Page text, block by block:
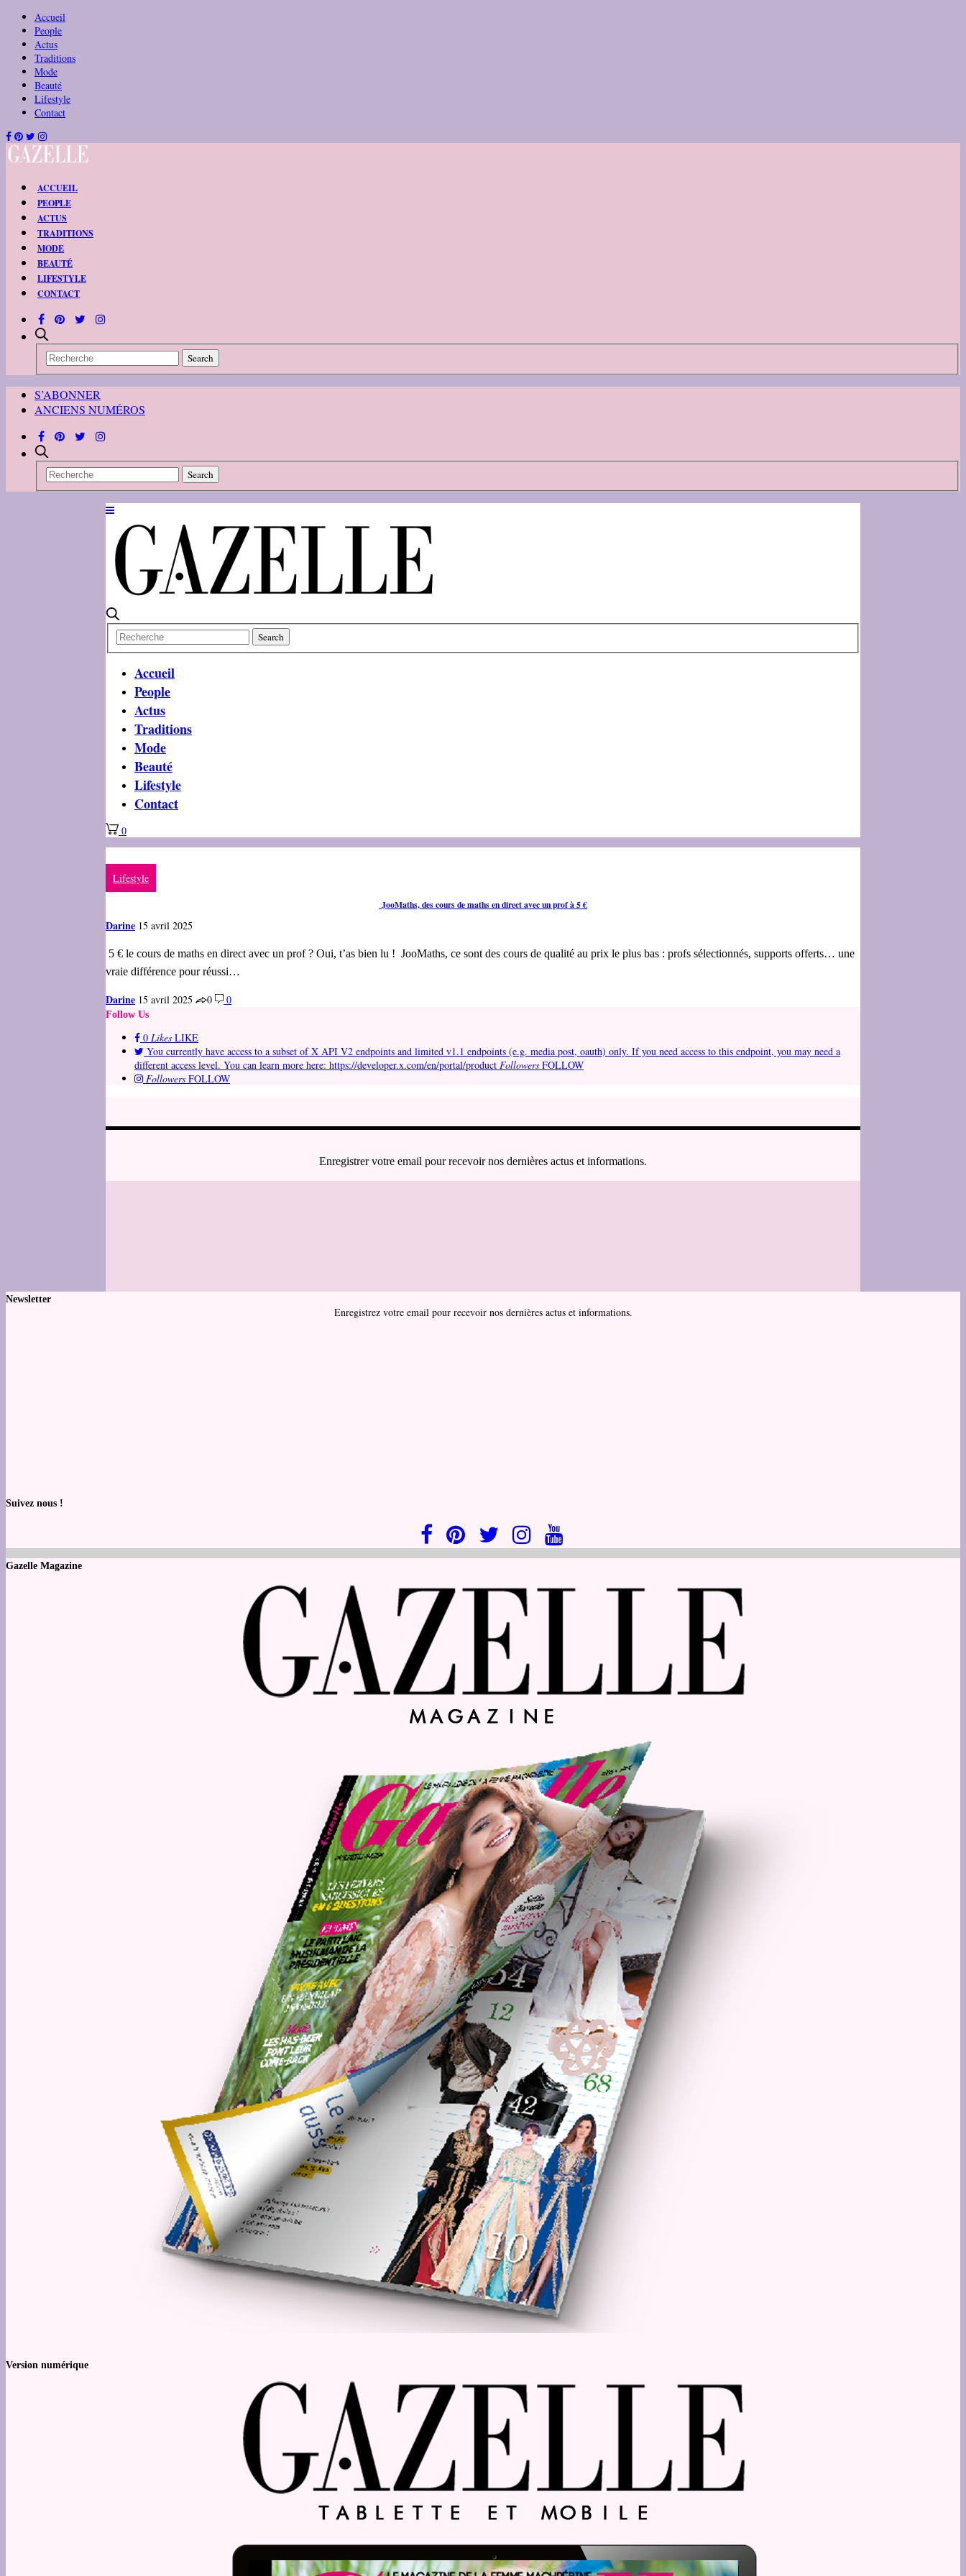
Accueil
People
Actus
Traditions
Mode
Beauté
Lifestyle
Contact
ACCUEIL
PEOPLE
ACTUS
TRADITIONS
MODE
BEAUTÉ
LIFESTYLE
CONTACT
S’ABONNER
ANCIENS NUMÉROS
Accueil
People
Actus
Traditions
Mode
Beauté
Lifestyle
Contact
0
Lifestyle
JooMaths, des cours de maths en direct avec un prof à 5 €
Darine 15 avril 2025
5 € le cours de maths en direct avec un prof ? Oui, t’as bien lu ! JooMaths, ce sont des cours de qualité au prix le plus bas : profs sélectionnés, supports offerts… une
vraie différence pour réussi…
Darine 15 avril 2025 0 0
Follow Us
0 Likes LIKE
You currently have access to a subset of X API V2 endpoints and limited v1.1 endpoints (e.g. media post, oauth) only. If you need access to this endpoint, you may need a
different access level. You can learn more here: https://developer.x.com/en/portal/product Followers FOLLOW
Followers FOLLOW
Enregistrer votre email pour recevoir nos dernières actus et informations.
Newsletter
Enregistrez votre email pour recevoir nos dernières actus et informations.
Suivez nous !
Gazelle Magazine
Version numérique